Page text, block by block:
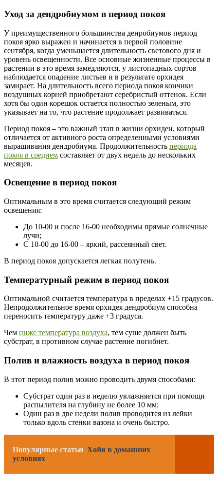
Уход за дендробиумом в период покоя
У преимущественного большинства денробиумов период
покоя ярко выражен и начинается в первой половине
сентября, когда уменьшается длительность светового дня и
уровень освещенности. Все основные жизненные процессы в
растении в это время замедляются, у листопадных сортов
наблюдается опадение листьев и в результате орхидея
замирает. На длительность всего периода покоя кончики
воздушных корней приобретают серебристый оттенок. Если
хотя бы один корешок остается полностью зеленым, это
указывает на то, что растение продолжает развиваться.
Период покоя – это важный этап в жизни орхидеи, который
отличается от активного роста определенными условиями
выращивания дендробиума. Продолжительность периода
покоя в среднем составляет от двух недель до нескольких
месяцев.
Освещение в период покоя
Оптимальным в это время считается следующий режим
освещения:
До 10-00 и после 16-00 необходимы прямые солнечные
лучи;
С 10-00 до 16-00 – яркий, рассеянный свет.
В период покоя допускается легкая полутень.
Температурный режим в период покоя
Оптимальной считается температура в пределах +15 градусов.
Непродолжительное время орхидея дендробиум способна
переносить температуру даже +3 градуса.
Чем ниже температура воздуха, тем суше должен быть
субстрат, в противном случае растение погибнет.
Полив и влажность воздуха в период покоя
В этот период полив можно проводить двумя способами:
Субстрат один раз в неделю увлажняется при помощи
распылителя на глубину не более 10 мм;
Один раз в две недели полив проводится из лейки
только вдоль стенки вазона и очень быстро.
Популярные статьи Хойя в домашних
условиях